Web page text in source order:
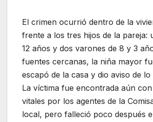
El crimen ocurrió dentro de la
frente a los tres hijos de la pareja:
12 años y dos varones de 8 y 3
fuentes cercanas, la niña mayor
escapó de la casa y dio aviso de lo
La víctima fue encontrada aún con
vitales por los agentes de la
local, pero falleció poco después